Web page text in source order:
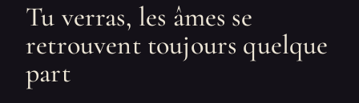
Tu verras, les âmes se
retrouvent toujours quelque
part